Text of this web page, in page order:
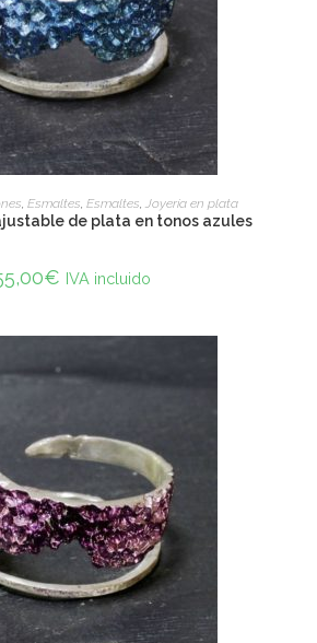
ADD TO CART
Esmaltes Esmaltes Joyería en plata
de plata en tonos azules
€ IVA incluido